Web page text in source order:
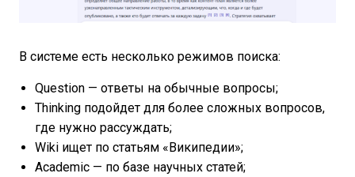
В системе есть несколько режимов поиска:
Question — ответы на обычные вопросы;
Thinking подойдет для более сложных вопросов,
где нужно рассуждать;
Wiki ищет по статьям «Википедии»;
Academic — по базе научных статей;